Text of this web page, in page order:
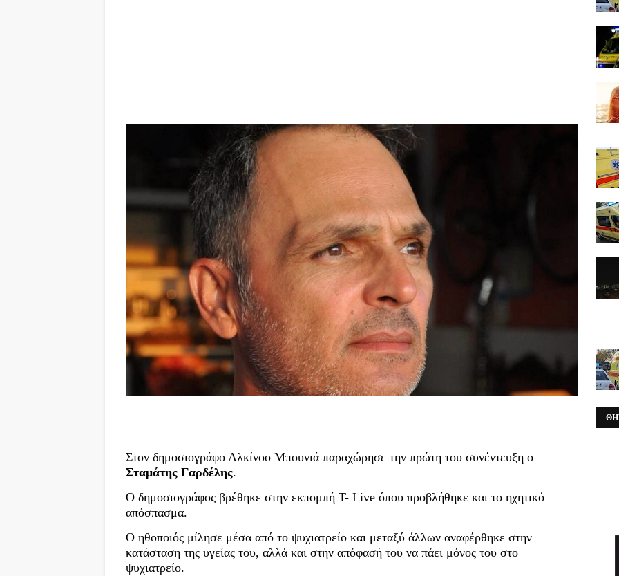
Στον δημοσιογράφο Αλκίνοο Μπουνιά παραχώρησε την πρώτη του συνέντευξη ο
Σταμάτης Γαρδέλης.
Ο δημοσιογράφος βρέθηκε στην εκπομπή T- Live όπου προβλήθηκε και το ηχητικό
απόσπασμα.
Ο ηθοποιός μίλησε μέσα από το ψυχιατρείο και μεταξύ άλλων αναφέρθηκε στην
κατάσταση της υγείας του, αλλά και στην απόφασή του να πάει μόνος του στο
ψυχιατρείο.